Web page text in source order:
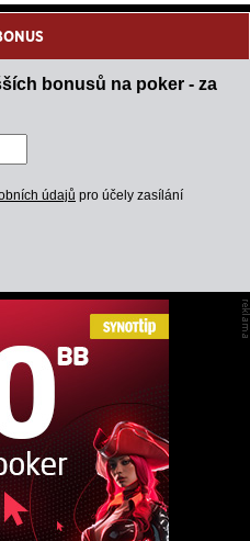
bonusů na poker - za
údajů pro účely zasílání